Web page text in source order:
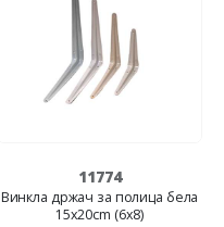
11774
Винкла држач за полица бела
15x20cm (6x8)